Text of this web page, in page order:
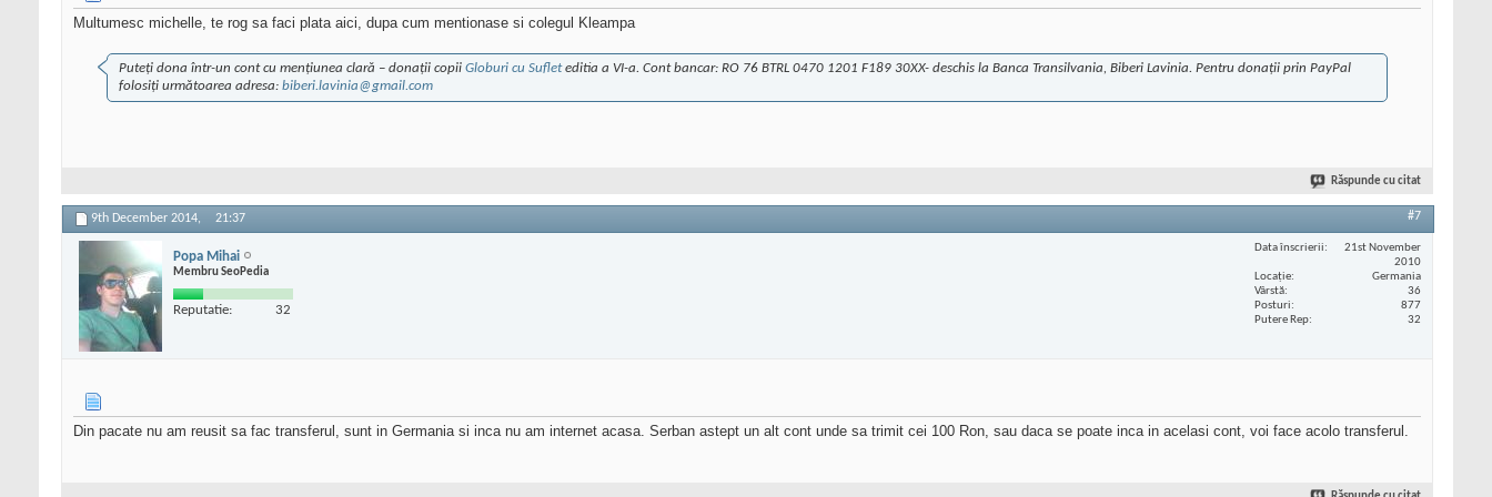
Multumesc michelle, te rog sa faci plata aici, dupa cum mentionase si colegul Kleampa
Puteți dona într-un cont cu mențiunea clară – donații copii Globuri cu Sufleteditia a VI-a. Cont bancar: RO 76 BTRL 0470 1201 F189 30XX- deschis la Banca Transilvania, Biberi Lavinia. Pentru donații prin PayPal
folosiți următoarea adresa: biberi.lavinia@gmail.com
Răspunde cu citat
9th December 2014, 21:37 #7
Popa Mihai
Membru SeoPedia
Reputatie: 32
Data înscrierii
21st November
2010
Locaţie
Germania
Vârstă
36
Posturi
877
Putere Rep
32
Din pacate nu am reusit sa fac transferul, sunt in Germania si inca nu am internet acasa. Serban astept un alt cont unde sa trimit cei 100 Ron, sau daca se poate inca in acelasi cont, voi face acolo transferul.